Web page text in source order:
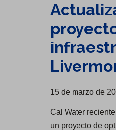
15 de marzo de
Cal Water
un proyecto de